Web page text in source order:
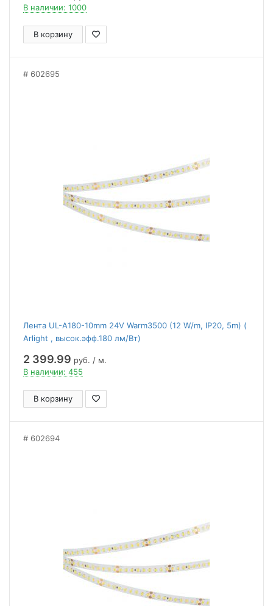
В наличии: 1000
В корзину
602695
Лента UL-A180-10mm 24V Warm3500 (12 W/m, IP20, 5m) (
Arlight , высок.эфф.180 лм/Вт)
2 399.99 руб. / м.
В наличии: 455
В корзину
602694